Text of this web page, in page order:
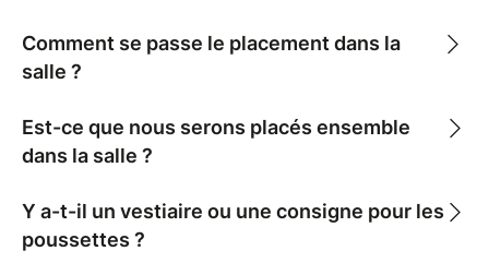
Comment se passe le placement dans la
salle ?
Est-ce que nous serons placés ensemble
dans la salle ?
Y a-t-il un vestiaire ou une consigne pour les
poussettes ?